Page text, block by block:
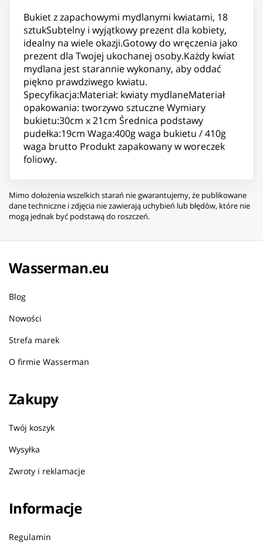
Bukiet z zapachowymi mydlanymi kwiatami, 18
sztukSubtelny i wyjątkowy prezent dla kobiety,
idealny na wiele okazji.Gotowy do wręczenia jako
prezent dla Twojej ukochanej osoby.Każdy kwiat
mydlana jest starannie wykonany, aby oddać
piękno prawdziwego kwiatu.
Specyfikacja:Materiał: kwiaty mydlaneMateriał
opakowania: tworzywo sztuczne Wymiary
bukietu:30cm x 21cm Średnica podstawy
pudełka:19cm Waga:400g waga bukietu / 410g
waga brutto Produkt zapakowany w woreczek
foliowy.
Mimo dołożenia wszelkich starań nie gwarantujemy, że publikowane
dane techniczne i zdjęcia nie zawierają uchybień lub błędów, które nie
mogą jednak być podstawą do roszczeń.
Wasserman.eu
Blog
Nowości
Strefa marek
O firmie Wasserman
Zakupy
Twój koszyk
Wysyłka
Zwroty i reklamacje
Informacje
Regulamin